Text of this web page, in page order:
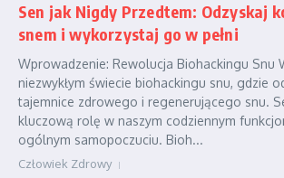
Sen jak Nigdy Przedtem: Odzyskaj
snem i wykorzystaj go w pełni
Wprowadzenie: Rewolucja Biohackingu Snu
niezwykłym świecie biohackingu snu, gdzie
tajemnice zdrowego i regenerującego snu.
kluczową rolę w naszym codziennym
ogólnym samopoczuciu. Bioh...
Człowiek Zdrowy